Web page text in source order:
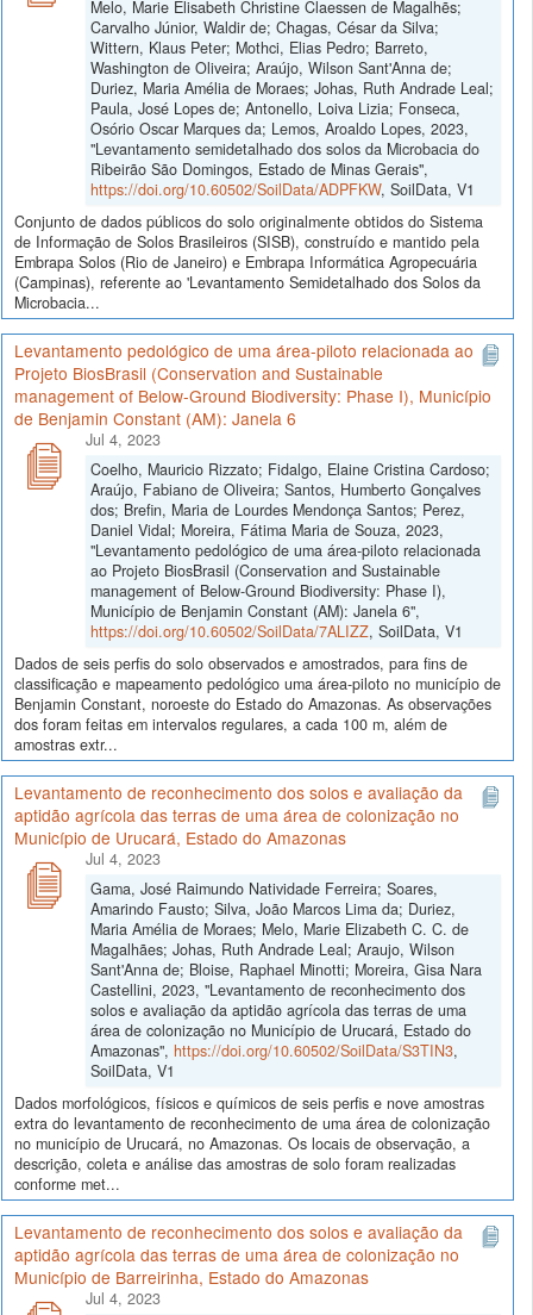
Melo, Marie Elisabeth Christine Claessen de Magalhẽs;
Carvalho Júnior, Waldir de; Chagas, César da Silva;
Wittern, Klaus Peter; Mothci, Elias Pedro; Barreto,
Washington de Oliveira; Araújo, Wilson Sant'Anna de;
Duriez, Maria Amélia de Moraes; Johas, Ruth Andrade Leal;
Paula, José Lopes de; Antonello, Loiva Lizia; Fonseca,
Osório Oscar Marques da; Lemos, Aroaldo Lopes, 2023,
"Levantamento semidetalhado dos solos da Microbacia do
Ribeirão São Domingos, Estado de Minas Gerais",
https://doi.org/10.60502/SoilData/ADPFKW, SoilData, V1
Conjunto de dados públicos do solo originalmente obtidos do Sistema
de Informação de Solos Brasileiros (SISB), construído e mantido pela
Embrapa Solos (Rio de Janeiro) e Embrapa Informática Agropecuária
(Campinas), referente ao 'Levantamento Semidetalhado dos Solos da
Microbacia...
Levantamento pedológico de uma área-piloto relacionada ao
Projeto BiosBrasil (Conservation and Sustainable
management of Below-Ground Biodiversity: Phase I), Município
de Benjamin Constant (AM): Janela 6
Jul 4, 2023
Coelho, Mauricio Rizzato; Fidalgo, Elaine Cristina Cardoso;
Araújo, Fabiano de Oliveira; Santos, Humberto Gonçalves
dos; Brefin, Maria de Lourdes Mendonça Santos; Perez,
Daniel Vidal; Moreira, Fátima Maria de Souza, 2023,
"Levantamento pedológico de uma área-piloto relacionada
ao Projeto BiosBrasil (Conservation and Sustainable
management of Below-Ground Biodiversity: Phase I),
Município de Benjamin Constant (AM): Janela 6",
https://doi.org/10.60502/SoilData/7ALIZZ, SoilData, V1
Dados de seis perfis do solo observados e amostrados, para fins de
classificação e mapeamento pedológico uma área-piloto no município de
Benjamin Constant, noroeste do Estado do Amazonas. As observações
dos foram feitas em intervalos regulares, a cada 100 m, além de
amostras extr...
Levantamento de reconhecimento dos solos e avaliação da
aptidão agrícola das terras de uma área de colonização no
Município de Urucará, Estado do Amazonas
Jul 4, 2023
Gama, José Raimundo Natividade Ferreira; Soares,
Amarindo Fausto; Silva, João Marcos Lima da; Duriez,
Maria Amélia de Moraes; Melo, Marie Elizabeth C. C. de
Magalhães; Johas, Ruth Andrade Leal; Araujo, Wilson
Sant'Anna de; Bloise, Raphael Minotti; Moreira, Gisa Nara
Castellini, 2023, "Levantamento de reconhecimento dos
solos e avaliação da aptidão agrícola das terras de uma
área de colonização no Município de Urucará, Estado do
Amazonas", https://doi.org/10.60502/SoilData/S3TIN3,
SoilData, V1
Dados morfológicos, físicos e químicos de seis perfis e nove amostras
extra do levantamento de reconhecimento de uma área de colonização
no município de Urucará, no Amazonas. Os locais de observação, a
descrição, coleta e análise das amostras de solo foram realizadas
conforme met...
Levantamento de reconhecimento dos solos e avaliação da
aptidão agrícola das terras de uma área de colonização no
Município de Barreirinha, Estado do Amazonas
Jul 4, 2023